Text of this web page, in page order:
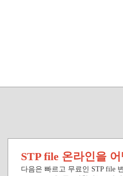
STP file 온라인을
다음은 빠르고 무료인 STP file